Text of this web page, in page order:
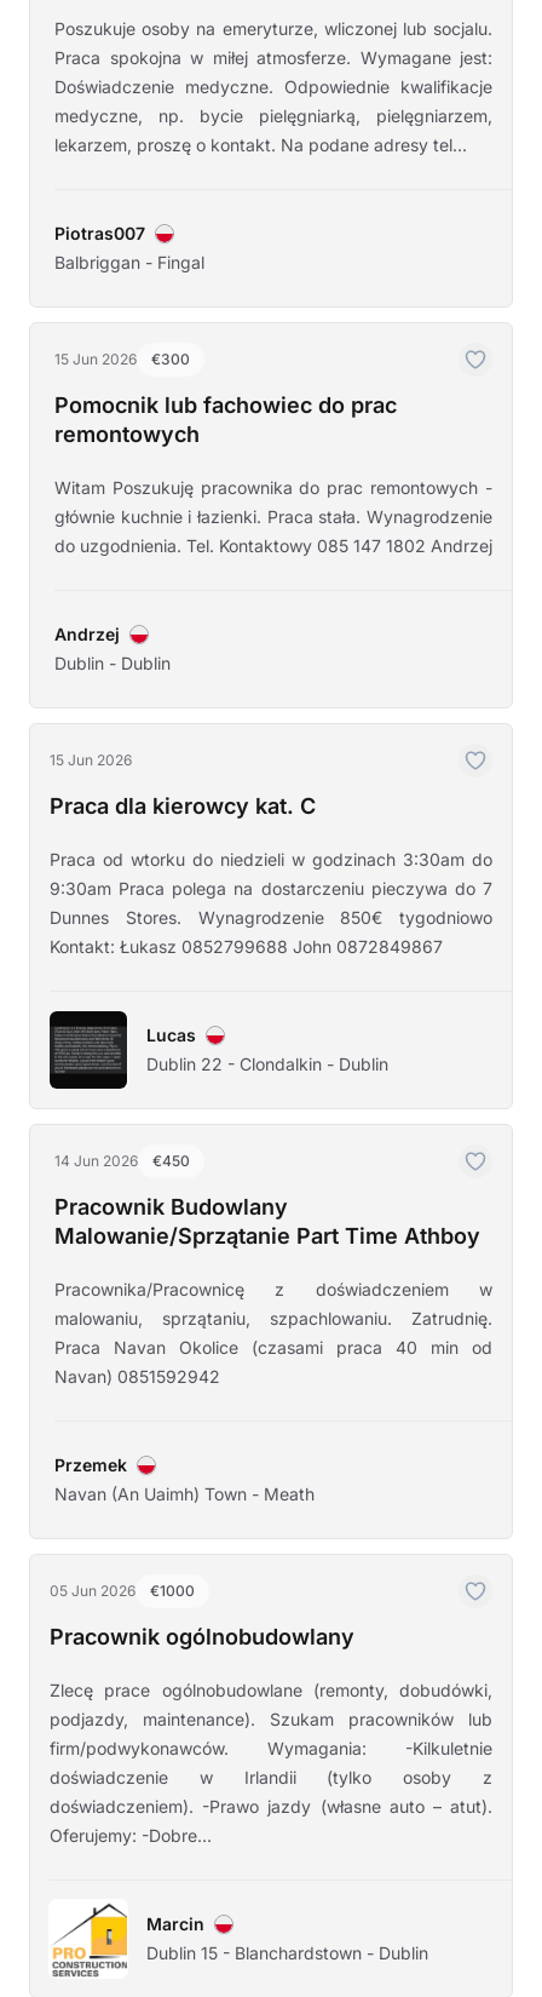
Poszukuje osoby na emeryturze, wliczonej lub socjalu.
Praca spokojna w miłej atmosferze. Wymagane jest:
Doświadczenie medyczne. Odpowiednie kwalifikacje
medyczne, np. bycie pielęgniarką, pielęgniarzem,
lekarzem, proszę o kontakt. Na podane adresy tel...
Piotras007
Balbriggan - Fingal
15 Jun 2026 €300
Pomocnik lub fachowiec do prac
remontowych
Witam Poszukuję pracownika do prac remontowych -
głównie kuchnie i łazienki. Praca stała. Wynagrodzenie
do uzgodnienia. Tel. Kontaktowy 085 147 1802 Andrzej
Andrzej
Dublin - Dublin
15 Jun 2026
Praca dla kierowcy kat. C
Praca od wtorku do niedzieli w godzinach 3:30am do
9:30am Praca polega na dostarczeniu pieczywa do 7
Dunnes Stores. Wynagrodzenie 850€ tygodniowo
Kontakt: Łukasz 0852799688 John 0872849867
Lucas
Dublin 22 - Clondalkin - Dublin
14 Jun 2026 €450
Pracownik Budowlany
Malowanie/Sprzątanie Part Time Athboy
Pracownika/Pracownicę z doświadczeniem w
malowaniu, sprzątaniu, szpachlowaniu. Zatrudnię.
Praca Navan Okolice (czasami praca 40 min od
Navan) 0851592942
Przemek
Navan (An Uaimh) Town - Meath
05 Jun 2026 €1000
Pracownik ogólnobudowlany
Zlecę prace ogólnobudowlane (remonty, dobudówki,
podjazdy, maintenance). Szukam pracowników lub
firm/podwykonawców. Wymagania: -Kilkuletnie
doświadczenie w Irlandii (tylko osoby z
doświadczeniem). -Prawo jazdy (własne auto – atut).
Oferujemy: -Dobre...
Marcin
Dublin 15 - Blanchardstown - Dublin